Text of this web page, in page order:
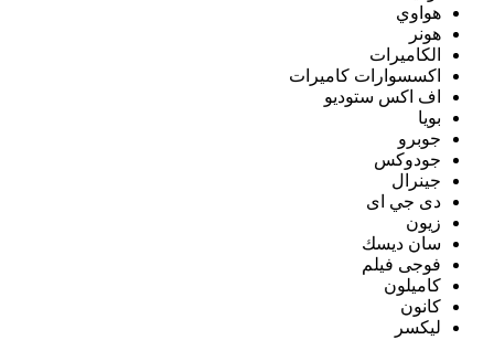
هواوي
هونر
الكاميرات
اكسسوارات كاميرات
اف اكس ستوديو
بويا
جوبرو
جودوكس
جينرال
دى جي اى
زيون
سان ديسك
فوجى فيلم
كاميلون
كانون
ليكسر